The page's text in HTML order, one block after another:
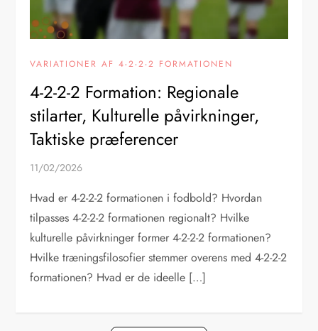
VARIATIONER AF 4-2-2-2 FORMATIONEN
4-2-2-2 Formation: Regionale
stilarter, Kulturelle påvirkninger,
Taktiske præferencer
11/02/2026
Hvad er 4-2-2-2 formationen i fodbold? Hvordan
tilpasses 4-2-2-2 formationen regionalt? Hvilke
kulturelle påvirkninger former 4-2-2-2 formationen?
Hvilke træningsfilosofier stemmer overens med 4-2-2-2
formationen? Hvad er de ideelle […]